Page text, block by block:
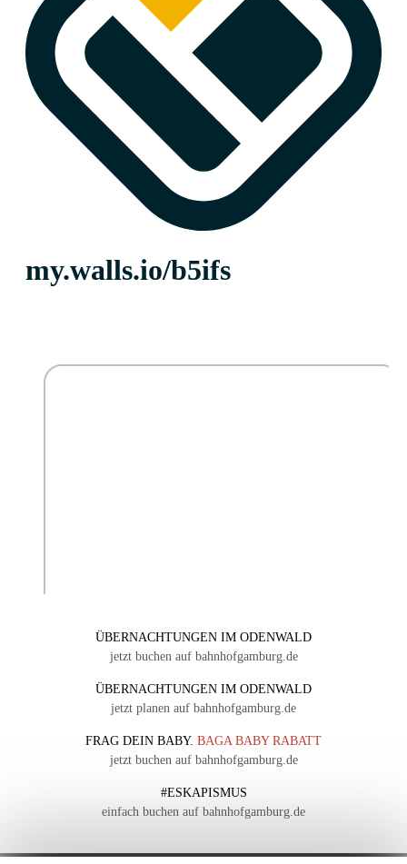
ÜBERNACHTUNGEN IM ODENWALD
jetzt buchen auf bahnhofgamburg.de
ÜBERNACHTUNGEN IM ODENWALD
jetzt planen auf bahnhofgamburg.de
FRAG DEIN BABY. BAGA BABY RABATT
jetzt buchen auf bahnhofgamburg.de
#ESKAPISMUS
einfach buchen auf bahnhofgamburg.de